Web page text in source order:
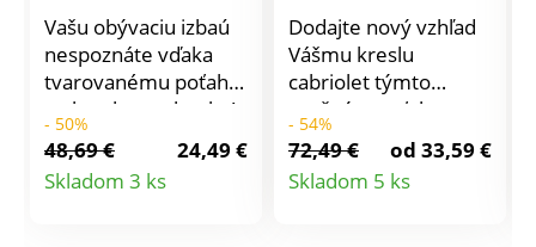
Vašu obývaciu izbaú
nespoznáte vďaka
tvarovanému poťahu
na kreslo a pohovku!
Pružný, ľahko sa
prispôsobí 2 alebo 3-
miestnym pohovkám
- 50%
48,69 €
24,49 €
Skladom 3 ks
Detail
Dodajte nový vzhľad
Vášmu kreslu
cabriolet týmto
pružným poťahom s
optickým efektom.
Veľmi jednoducho sa
navlečie a vďaka
- 54%
72,49 €
od 33,59 €
Skladom 5 ks
Detail